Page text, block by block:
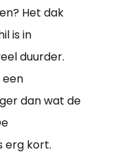
Het dak
is in
duurder.
een
dan wat de
erg kort.